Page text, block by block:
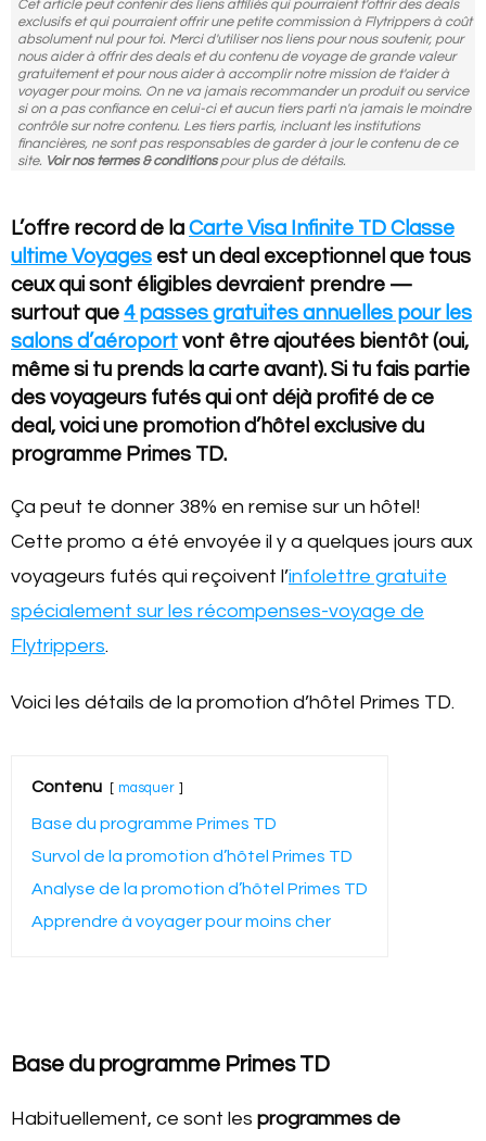
Cet article peut contenir des liens affiliés qui pourraient t'offrir des deals
exclusifs et qui pourraient offrir une petite commission à Flytrippers à coût
absolument nul pour toi. Merci d'utiliser nos liens pour nous soutenir, pour
nous aider à offrir des deals et du contenu de voyage de grande valeur
gratuitement et pour nous aider à accomplir notre mission de t'aider à
voyager pour moins. On ne va jamais recommander un produit ou service
si on a pas confiance en celui-ci et aucun tiers parti n'a jamais le moindre
contrôle sur notre contenu. Les tiers partis, incluant les institutions
financières, ne sont pas responsables de garder à jour le contenu de ce
site. Voir nos termes & conditionspour plus de détails.
L’offre record de la Carte Visa Infinite TD Classe
ultime Voyages est un deal exceptionnel que tous
ceux qui sont éligibles devraient prendre —
surtout que 4 passes gratuites annuelles pour les
salons d’aéroport vont être ajoutées bientôt (oui,
même si tu prends la carte avant). Si tu fais partie
des voyageurs futés qui ont déjà profité de ce
deal, voici une promotion d’hôtel exclusive du
programme Primes TD.
Ça peut te donner 38% en remise sur un hôtel!
Cette promo a été envoyée il y a quelques jours aux
voyageurs futés qui reçoivent l’infolettre gratuite
spécialement sur les récompenses-voyage de
Flytrippers.
Voici les détails de la promotion d’hôtel Primes TD.
Contenu masquer
Base du programme Primes TD
Survol de la promotion d’hôtel Primes TD
Analyse de la promotion d’hôtel Primes TD
Apprendre à voyager pour moins cher
Base du programme Primes TD
Habituellement, ce sont les programmes de